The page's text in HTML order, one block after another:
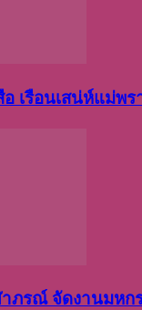
อ เรือนเสน่ห์แม่
ภรณ์ จัดงานมหก